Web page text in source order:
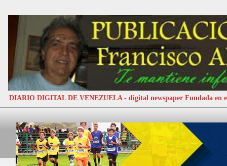
DIARIO DIGITAL DE VENEZUELA - digital newspaper Fundada en